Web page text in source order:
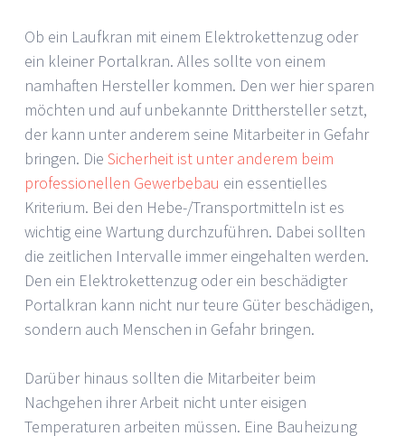
Ob ein Laufkran mit einem Elektrokettenzug oder
ein kleiner Portalkran. Alles sollte von einem
namhaften Hersteller kommen. Den wer hier sparen
möchten und auf unbekannte Dritthersteller setzt,
der kann unter anderem seine Mitarbeiter in Gefahr
bringen. Die Sicherheit ist unter anderem beim
professionellen Gewerbebau ein essentielles
Kriterium. Bei den Hebe-/Transportmitteln ist es
wichtig eine Wartung durchzuführen. Dabei sollten
die zeitlichen Intervalle immer eingehalten werden.
Den ein Elektrokettenzug oder ein beschädigter
Portalkran kann nicht nur teure Güter beschädigen,
sondern auch Menschen in Gefahr bringen.
Darüber hinaus sollten die Mitarbeiter beim
Nachgehen ihrer Arbeit nicht unter eisigen
Temperaturen arbeiten müssen. Eine Bauheizung